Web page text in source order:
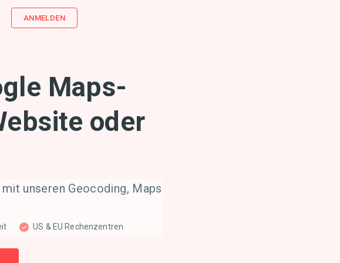
ANMELDEN
Maps-
oder
unseren Geocoding, Maps
US & EU Rechenzentren